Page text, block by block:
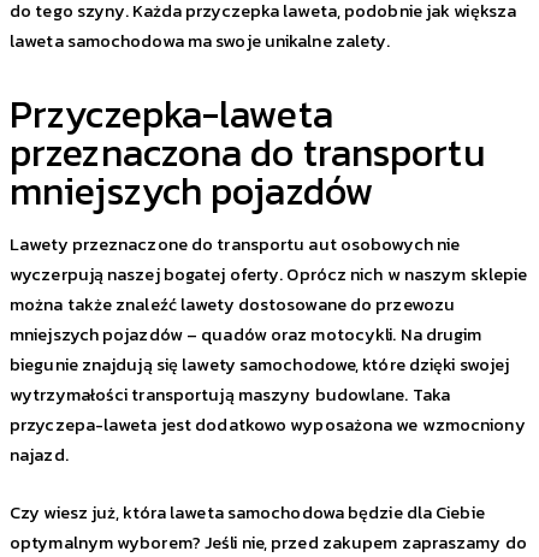
do tego szyny. Każda przyczepka laweta, podobnie jak większa
laweta samochodowa ma swoje unikalne zalety.
Przyczepka-laweta
przeznaczona do transportu
mniejszych pojazdów
Lawety przeznaczone do transportu aut osobowych nie
wyczerpują naszej bogatej oferty. Oprócz nich w naszym sklepie
można także znaleźć lawety dostosowane do przewozu
mniejszych pojazdów – quadów oraz motocykli. Na drugim
biegunie znajdują się lawety samochodowe, które dzięki swojej
wytrzymałości transportują maszyny budowlane. Taka
przyczepa-laweta jest dodatkowo wyposażona we wzmocniony
najazd.
Czy wiesz już, która laweta samochodowa będzie dla Ciebie
optymalnym wyborem? Jeśli nie, przed zakupem zapraszamy do